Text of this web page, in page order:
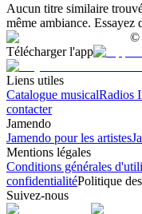
Aucun titre similaire
même ambiance. Essayez
©
Télécharger l'app
Liens utiles
Catalogue musicalRadios
contacter
Jamendo
Jamendo pour les artistes
Mentions légales
Conditions générales
confidentialitéPolitique
Suivez-nous